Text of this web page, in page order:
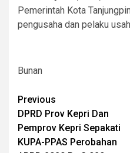
Pemerintah Kota
pengusaha dan pelaku
Bunan
Post
navigation
Previous
DPRD Prov Kepri Dan
Pemprov Kepri Sepakati
KUPA-PPAS Perobahan